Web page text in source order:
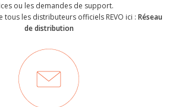
ou les demandes de support.
tous les distributeurs officiels REVO ici : Réseau
de distribution